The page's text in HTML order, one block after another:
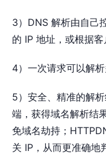
3）DNS 解析由自己
的 IP 地址，或根据
4）一次请求可以解析
5）安全、精准的解
端，获得域名解析结
免域名劫持；
关 IP，从而更准确地